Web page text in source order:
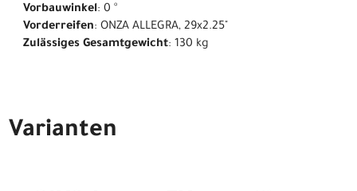
Vorbauwinkel: 0 °
Vorderreifen: ONZA ALLEGRA, 29x2.25"
Zulässiges Gesamtgewicht: 130 kg
Varianten